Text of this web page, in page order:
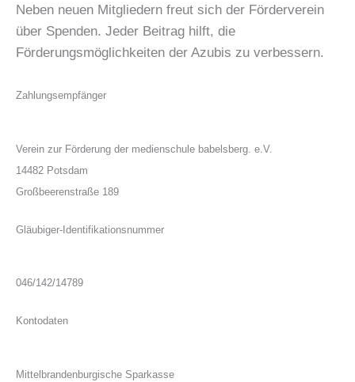
Neben neuen Mitgliedern freut sich der Förderverein
über Spenden. Jeder Beitrag hilft, die
Förderungsmöglichkeiten der Azubis zu verbessern.
Zahlungsempfänger
Verein zur Förderung der medienschule babelsberg. e.V.
14482 Potsdam
Großbeerenstraße 189
Gläubiger-Identifikationsnummer
046/142/14789
Kontodaten
Mittelbrandenburgische Sparkasse